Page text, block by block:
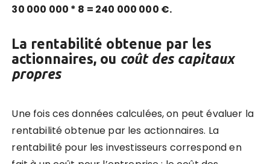
30 000 000 * 8 = 240 000 000 €.
La rentabilité obtenue par les
actionnaires, ou coût des capitaux
propres
Une fois ces données calculées, on peut évaluer la
rentabilité obtenue par les actionnaires. La
rentabilité pour les investisseurs correspond en